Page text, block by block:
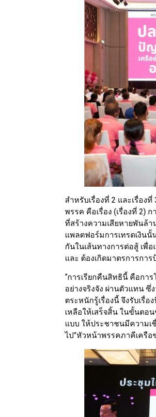
สำหรับเรื่องที่ 2 และเรื่อง
พรรค คือเรื่อง (เรื่องที่ 2)
ที่สร้างความเสียหายพันล้า
แพลตฟอร์มการเทรดเงินนั้
กันในเส้นทางการต่อสู้ เพื่
และ ต้องเกิดมาตรการการ
“การเรียกคืนสิทธินี้ คือกา
อย่างจริงจัง ผ่านตัวแทน ซึ่
ตระหนักรู้เรื่องนี้ จึงรับเรื่อ
เหลือให้เสร็จสิ้น ในขั้นตอ
แบบ ให้ประชาชนมีความเ
ไป”หัวหน้าพรรคภาคีเครือ